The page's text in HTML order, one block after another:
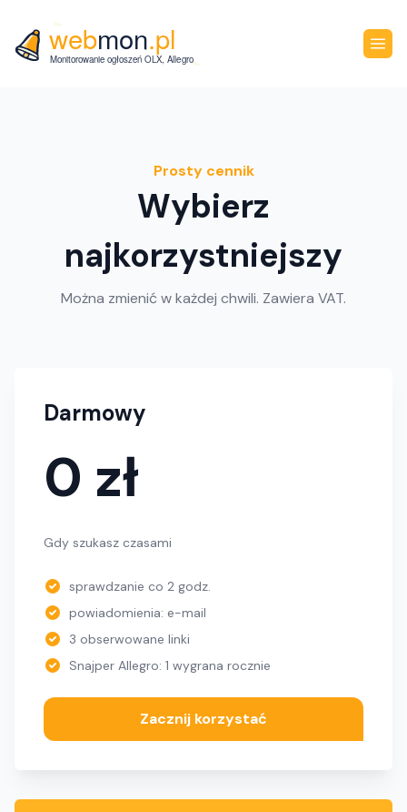
Prosty cennik
Wybierz
najkorzystniejszy
Można zmienić w każdej chwili. Zawiera VAT.
Darmowy
0 zł
Gdy szukasz czasami
sprawdzanie co 2 godz.
powiadomienia: e-mail
3 obserwowane linki
Snajper Allegro: 1 wygrana rocznie
Zacznij korzystać